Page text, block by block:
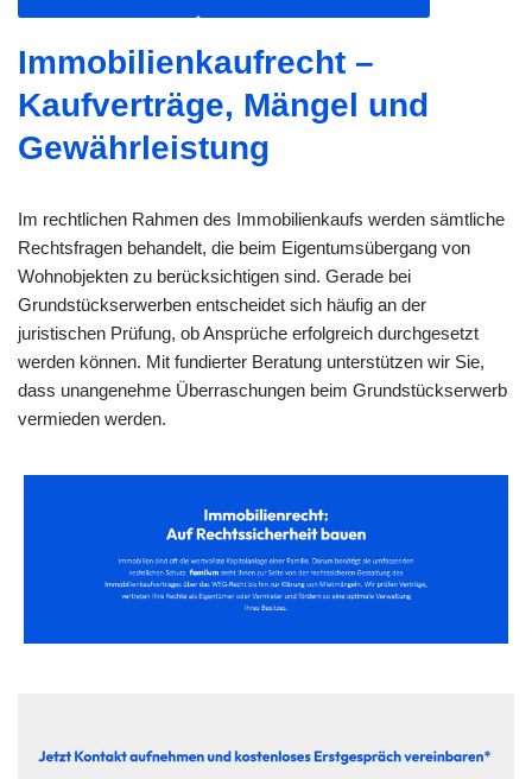
Immobilienkaufrecht –
Kaufverträge, Mängel und
Gewährleistung
Im rechtlichen Rahmen des Immobilienkaufs werden sämtliche
Rechtsfragen behandelt, die beim Eigentumsübergang von
Wohnobjekten zu berücksichtigen sind. Gerade bei
Grundstückserwerben entscheidet sich häufig an der
juristischen Prüfung, ob Ansprüche erfolgreich durchgesetzt
werden können. Mit fundierter Beratung unterstützen wir Sie,
dass unangenehme Überraschungen beim Grundstückserwerb
vermieden werden.